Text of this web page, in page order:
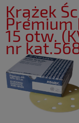
Krążek
Premium
15 otw.
nr